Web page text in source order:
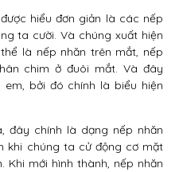
hiểu đơn giản là các nếp
ta cười. Và chúng xuất hiện
là nếp nhăn trên mắt, nếp
chim ở đuôi mắt. Và đây
bởi đó chính là biểu hiện
đây chính là dạng nếp nhăn
khi chúng ta cử động cơ mặt
Khi mới hình thành, nếp nhăn